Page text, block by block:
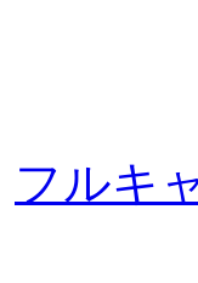
フルキ